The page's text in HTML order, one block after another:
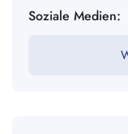
Soziale Medien: